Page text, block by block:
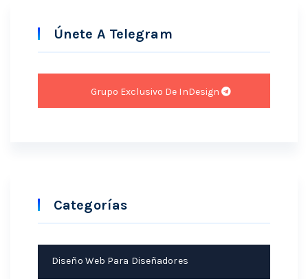
Únete A Telegram
Grupo Exclusivo De InDesign
Categorías
Diseño Web Para Diseñadores